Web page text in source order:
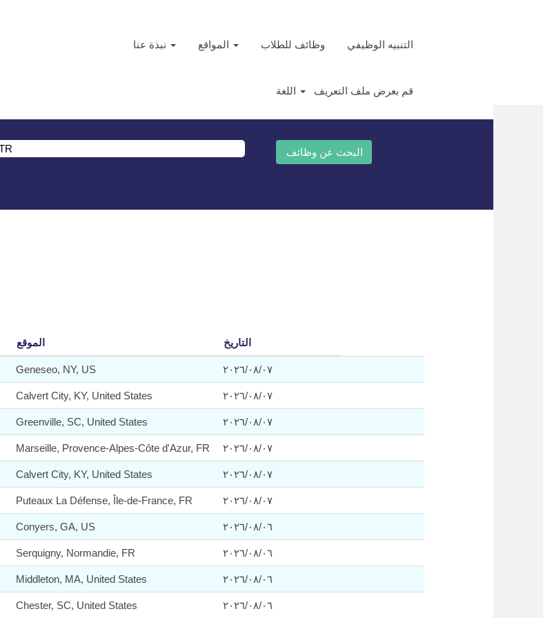
وظائف للطلاب التنبيه الوظيفي
قم بعرض ملف التعريف
الموقع التاريخ
Geneseo, NY, US ٠٧‏/٠٨‏/٢٠٢٦
Calvert City, KY, United States ٠٧‏/٠٨‏/٢٠٢٦
Greenville, SC, United States ٠٧‏/٠٨‏/٢٠٢٦
Marseille, Provence-Alpes-Côte d'Azur, FR ٠٧‏/٠٨‏/٢٠٢٦
Calvert City, KY, United States ٠٧‏/٠٨‏/٢٠٢٦
Puteaux La Défense, Île-de-France, FR ٠٧‏/٠٨‏/٢٠٢٦
Conyers, GA, US ٠٦‏/٠٨‏/٢٠٢٦
Serquigny, Normandie, FR ٠٦‏/٠٨‏/٢٠٢٦
Middleton, MA, United States ٠٦‏/٠٨‏/٢٠٢٦
Chester, SC, United States ٠٦‏/٠٨‏/٢٠٢٦